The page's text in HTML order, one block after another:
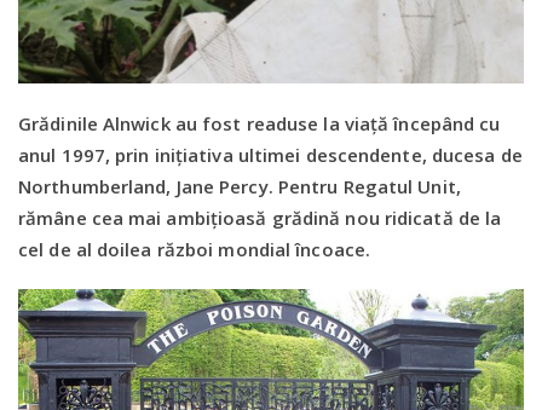
Grădinile Alnwick au fost readuse la viață începând cu
anul 1997, prin inițiativa ultimei descendente, ducesa de
Northumberland, Jane Percy. Pentru Regatul Unit,
rămâne cea mai ambițioasă grădină nou ridicată de la
cel de al doilea război mondial încoace.